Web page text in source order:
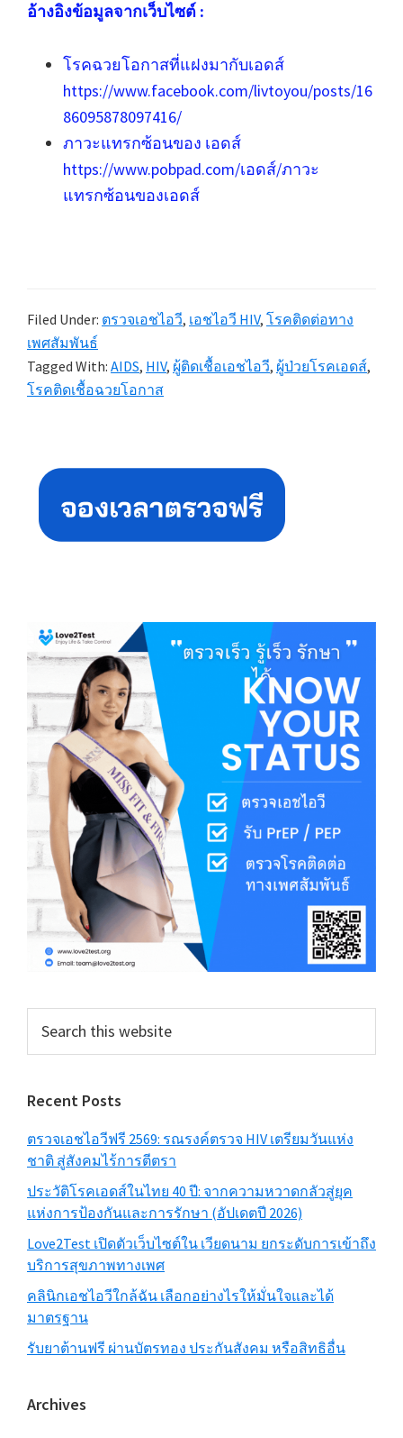
อ้างอิงข้อมูลจากเว็บไซต์ :
โรคฉวยโอกาสที่แฝงมากับเอดส์
https://www.facebook.com/livtoyou/posts/16
86095878097416/
ภาวะแทรกซ้อนของ เอดส์
https://www.pobpad.com/เอดส์/ภาวะ
แทรกซ้อนของเอดส์
Filed Under: ตรวจเอชไอวี, เอชไอวี HIV, โรคติดต่อทาง
เพศสัมพันธ์
Tagged With: AIDS, HIV, ผู้ติดเชื้อเอชไอวี, ผู้ป่วยโรคเอดส์,
โรคติดเชื้อฉวยโอกาส
Sidebar
this
Recent Posts
ตรวจเอชไอวีฟรี 2569: รณรงค์ตรวจ HIV เตรียมวันแห่ง
ชาติ สู่สังคมไร้การตีตรา
ประวัติโรคเอดส์ในไทย 40 ปี: จากความหวาดกลัวสู่ยุค
แห่งการป้องกันและการรักษา (อัปเดตปี 2026)
Love2Test เปิดตัวเว็บไซต์ใน เวียดนาม ยกระดับการเข้าถึง
บริการสุขภาพทางเพศ
คลินิกเอชไอวีใกล้ฉัน เลือกอย่างไรให้มั่นใจและได้
มาตรฐาน
รับยาต้านฟรี ผ่านบัตรทอง ประกันสังคม หรือสิทธิอื่น
Archives